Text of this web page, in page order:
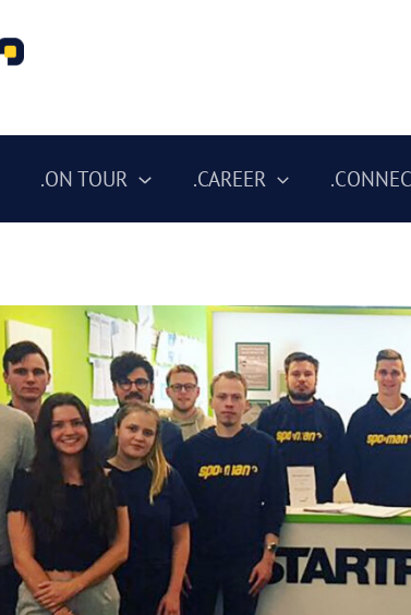
.ON TOUR .CAREER